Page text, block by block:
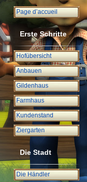
Page d’accueil
Erste Schritte
Hofübersicht
Anbauen
Gildenhaus
Farmhaus
Kundenstand
Ziergarten
Die Stadt
Die Händler